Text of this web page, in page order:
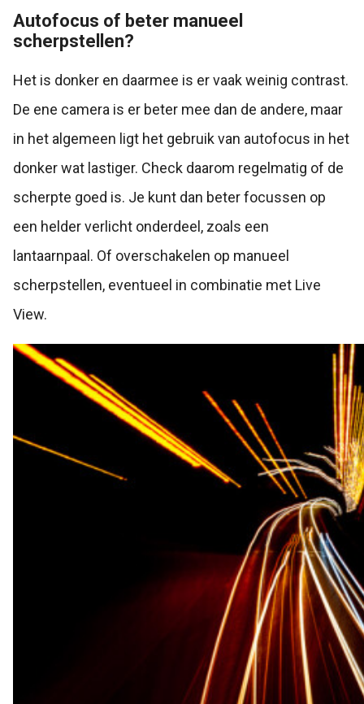
Autofocus of beter manueel
scherpstellen?
Het is donker en daarmee is er vaak weinig contrast.
De ene camera is er beter mee dan de andere, maar
in het algemeen ligt het gebruik van autofocus in het
donker wat lastiger. Check daarom regelmatig of de
scherpte goed is. Je kunt dan beter focussen op
een helder verlicht onderdeel, zoals een
lantaarnpaal. Of overschakelen op manueel
scherpstellen, eventueel in combinatie met Live
View.